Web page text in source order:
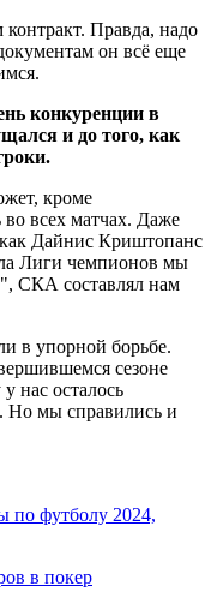
Правда, надо
он всё еще
конкуренции в
и до того, как
кроме
во всех матчах. Даже
как Дайнис Криштопанс
Лиги чемпионов мы
СКА составлял нам
в упорной борьбе.
сезоне
нас осталось
Но мы справились и
по футболу 2024,
в покер